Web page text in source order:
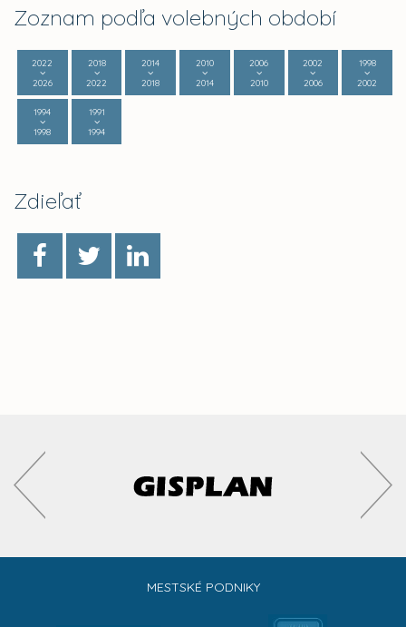
Zoznam podľa volebných období
2022
2026
2018
2022
2014
2018
2010
2014
2006
2010
2002
2006
1998
2002
1994
1998
1991
1994
Zdieľať
MESTSKÉ PODNIKY